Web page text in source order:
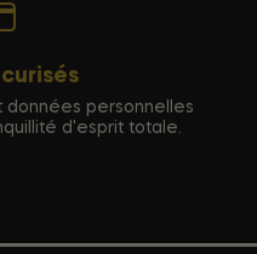
données personnelles
d'esprit totale.